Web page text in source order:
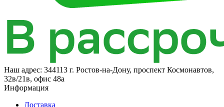
Наш адрес: 344113 г. Ростов-на-Дону, проспект Космонавтов,
32в/21в, офис 48а
Информация
Доставка